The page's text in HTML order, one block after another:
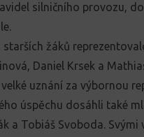
silničního provozu,
žáků
Daniel Krsek a
uznání za výbornou
úspěchu dosáhli také
a Tobiáš Svoboda.